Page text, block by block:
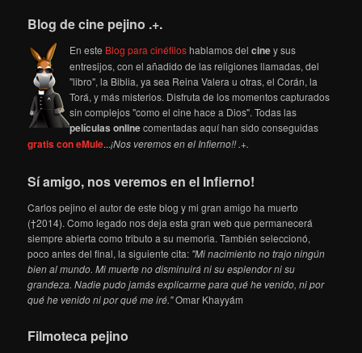
Blog de cine pejino .+.
En este Blog para cinéfiloshablamos delciney sus
entresijos, con el añadido de las religiones llamadas, del
"libro", la Biblia, ya sea Reina Valera u otras, el Corán, la
Torá, y más misterios. Disfruta de los momentos capturados
sin complejos "como el cine hace a Dios". Todas las
películas onlinecomentadas aquí han sido conseguidas
gratis con eMule...¡Nos veremos en el Infierno!! .+.
Sí amigo, nos veremos en el Infierno!
Carlos pejino el autor de este blog y mi gran amigo ha muerto
(†2014). Como legado nos deja esta gran web que permanecerá
siempre abierta como tributo a su memoria. También seleccionó,
poco antes del final, la siguiente cita: "Mi nacimiento no trajo ningún
bien al mundo. Mi muerte no disminuirá ni su esplendor ni su
grandeza. Nadie pudo jamás explicarme para qué he venido, ni por
qué he venido ni por qué me iré."Omar Khayyám
Filmoteca pejino